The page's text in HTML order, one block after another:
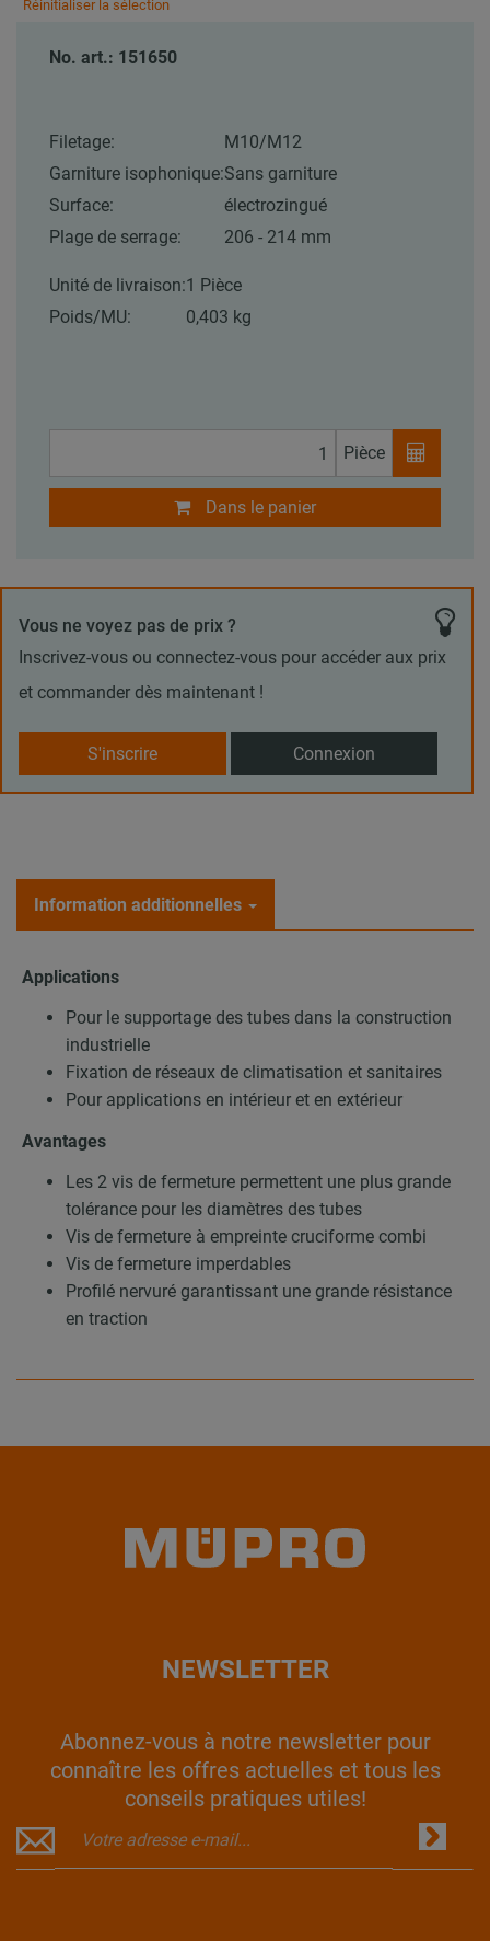
Réinitialiser la sélection
No. art.: 151650
Filetage:
M10/M12
Garniture isophonique:Sans garniture
Surface:
électrozingué
Plage de serrage:
206 - 214 mm
Unité de livraison:1 Pièce
Poids/MU:
0,403 kg
Pièce
Dans le panier
Vous ne voyez pas de prix ?
Inscrivez-vous ou connectez-vous pour accéder aux prix
et commander dès maintenant !
S'inscrire Connexion
Information additionnelles
Applications
Pour le supportage des tubes dans la construction
industrielle
Fixation de réseaux de climatisation et sanitaires
Pour applications en intérieur et en extérieur
Avantages
Les 2 vis de fermeture permettent une plus grande
tolérance pour les diamètres des tubes
Vis de fermeture à empreinte cruciforme combi
Vis de fermeture imperdables
Profilé nervuré garantissant une grande résistance
en traction
NEWSLETTER
Abonnez-vous à notre newsletter pour
connaître les offres actuelles et tous les
conseils pratiques utiles!